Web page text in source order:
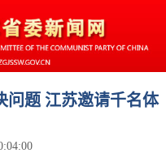
问题 江苏邀请千名体